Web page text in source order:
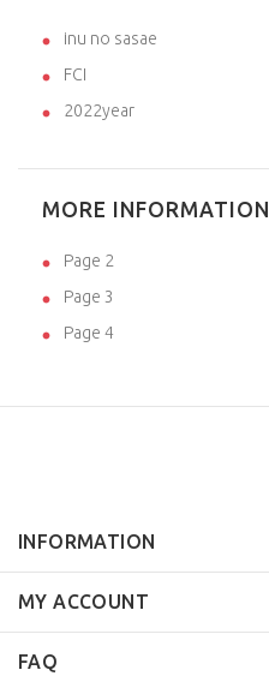
inu no sasae
FCI
2022year
MORE INFORMATION
Page 2
Page 3
Page 4
INFORMATION
MY ACCOUNT
FAQ